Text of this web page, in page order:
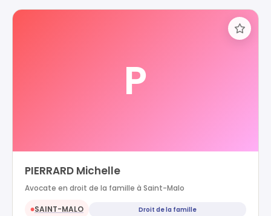
P
PIERRARD Michelle
Avocate en droit de la famille à Saint-Malo
●SAINT-MALO Droit de la famille